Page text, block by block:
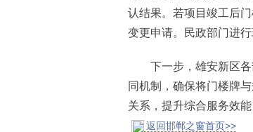
认结果。若项目竣工后
变更申请。民政部门进
下一步，雄安新区各
同机制，确保将门楼牌
关系，提升综合服务效
返回邯郸之窗首页>>